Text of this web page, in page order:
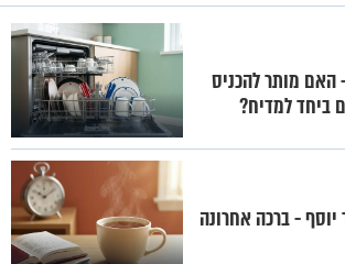
מותר להכניס
ביחד למדיח?
- ברכה אחרונה